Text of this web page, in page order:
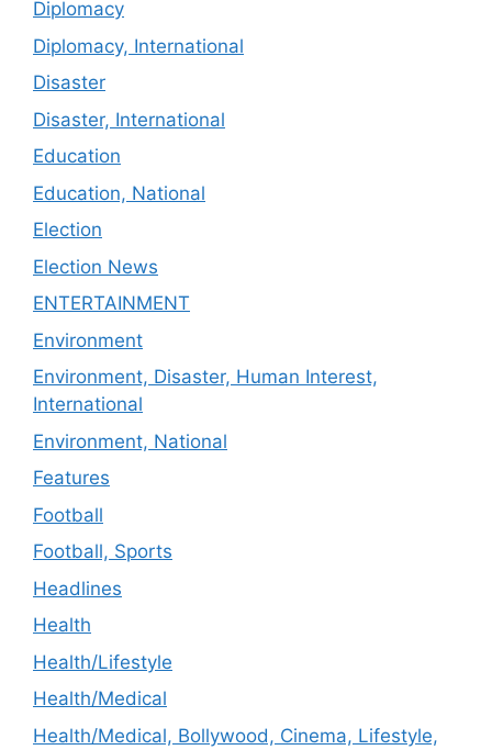
Diplomacy
Diplomacy, International
Disaster
Disaster, International
Education
Education, National
Election
Election News
ENTERTAINMENT
Environment
Environment, Disaster, Human Interest,
International
Environment, National
Features
Football
Football, Sports
Headlines
Health
Health/Lifestyle
Health/Medical
Health/Medical, Bollywood, Cinema, Lifestyle,